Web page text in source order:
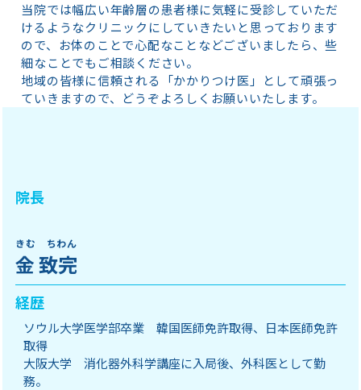
当院では幅広い年齢層の患者様に気軽に受診していただ
けるようなクリニックにしていきたいと思っております
ので、お体のことで心配なことなどございましたら、些
細なことでもご相談ください。
地域の皆様に信頼される「かかりつけ医」として頑張っ
ていきますので、どうぞよろしくお願いいたします。
院長
金 致完
きむ ちわん
経歴
ソウル大学医学部卒業 韓国医師免許取得、日本医師免許
取得
大阪大学 消化器外科学講座に入局後、外科医として勤
務。